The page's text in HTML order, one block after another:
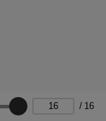
/ 16